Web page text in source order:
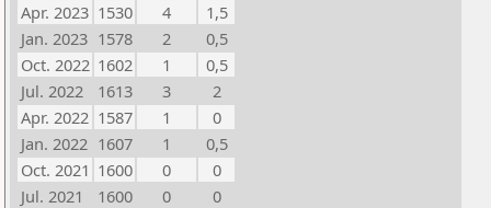
Apr. 2023 1530 4
1,5
Jan. 2023 1578 2
0,5
Oct. 2022 1602 1
0,5
Jul. 2022
1613 3
2
Apr. 2022 1587 1
0
Jan. 2022 1607 1
0,5
Oct. 2021 1600 0
0
Jul. 2021
1600 0
0